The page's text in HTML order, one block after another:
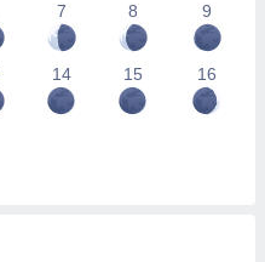
7 8 9
14 15 16